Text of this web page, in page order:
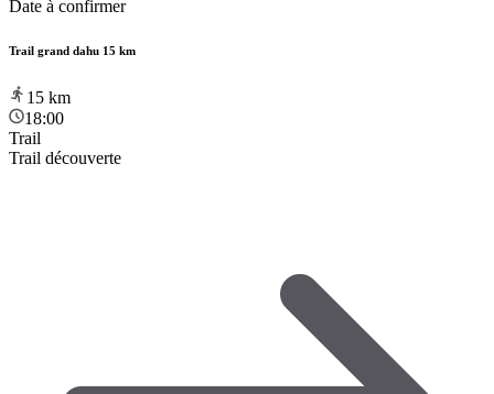
Date à confirmer
Trail grand dahu 15 km
15 km
18:00
Trail
Trail découverte